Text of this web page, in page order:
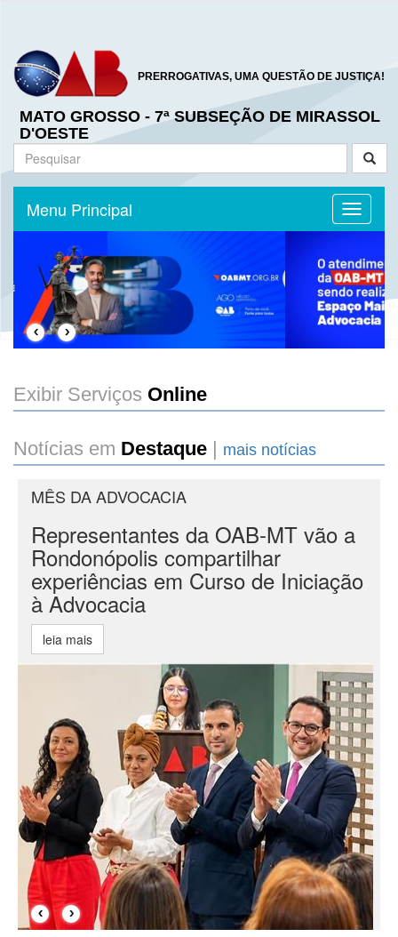
PRERROGATIVAS, UMA QUESTÃO DE JUSTIÇA!
MATO GROSSO - 7ª SUBSEÇÃO DE MIRASSOL
D'OESTE
Toggle
Menu Principal
‹ ›
Exibir Serviços Online
Notícias em Destaque mais notícias
MÊS DA ADVOCACIA
Representantes da OAB-MT vão a
Rondonópolis compartilhar
experiências em Curso de Iniciação
à Advocacia
leia mais
‹ ›